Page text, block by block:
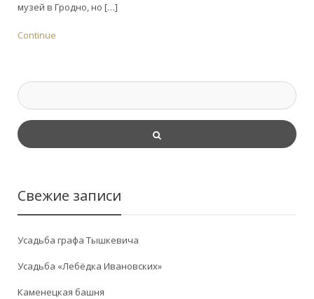
музей в Гродно, но […]
Continue
Свежие записи
Усадьба графа Тышкевича
Усадьба «Лебёдка Ивановских»
Каменецкая башня